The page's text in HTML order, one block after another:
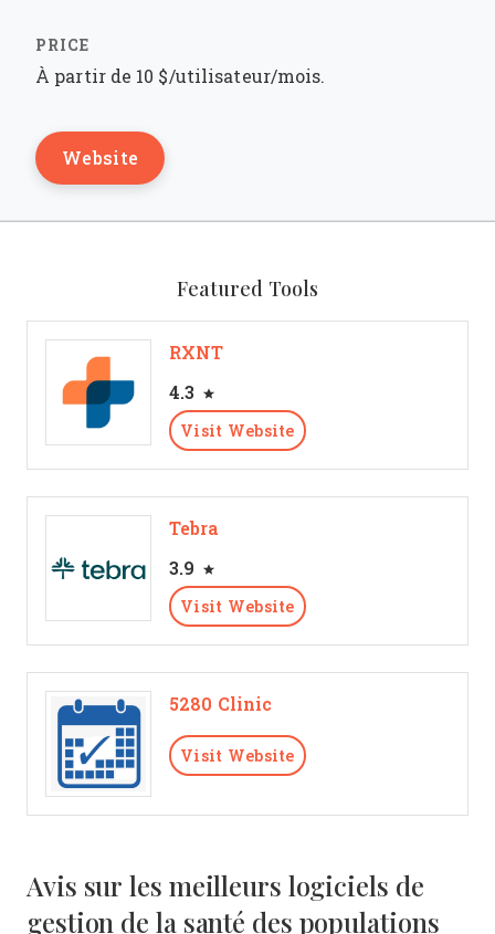
À partir de 10 $/utilisateur/mois.
Website
Featured Tools
RXNT
4.3
Visit Website
Tebra
3.9
Visit Website
5280 Clinic
Visit Website
Avis sur les meilleurs logiciels de
gestion de la santé des populations